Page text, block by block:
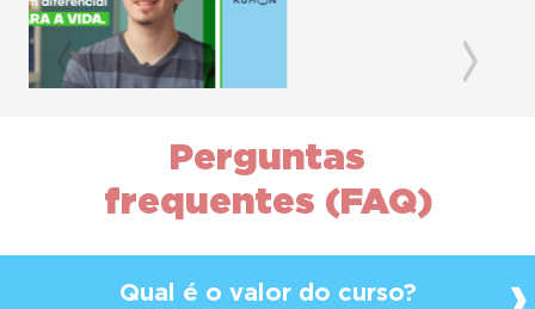
Previous
Perguntas
frequentes (FAQ)
Qual é o valor do curso?